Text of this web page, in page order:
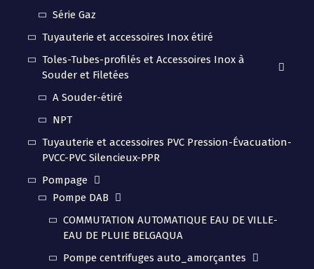
Série Gaz
Tuyauterie et accessoires Inox étiré
Toles-Tubes-profilés et Accessoires Inox à
Souder et Filetées
A Souder-étiré
NPT
Tuyauterie et accessoires PVC Pression-Évacuation-
PVCC-PVC Silencieux-PPR
Pompage
Pompe DAB
COMMUTATION AUTOMATIQUE EAU DE VILLE-
EAU DE PLUIE BELGAQUA
Pompe centrifuges auto_amorçantes